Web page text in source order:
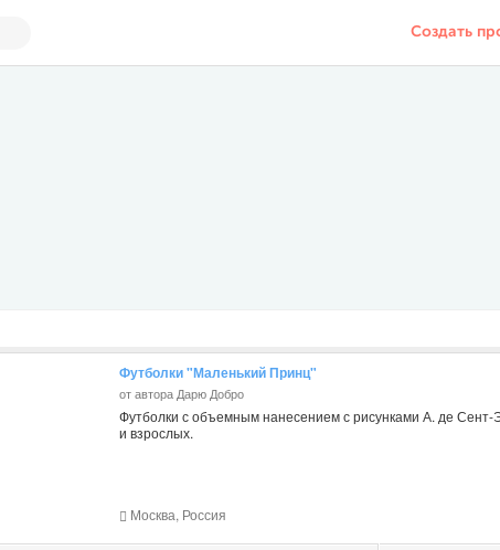
Создать
Футболки "Маленький Принц"
от автора Дарю Добро
Футболки с объемным нанесением с рисунками А. де Сент-
и взрослых.
Москва, Россия